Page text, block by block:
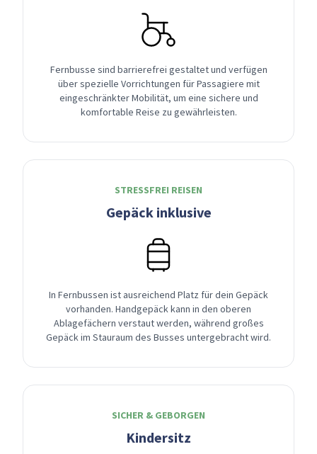
Fernbusse sind barrierefrei gestaltet und verfügen
über spezielle Vorrichtungen für Passagiere mit
eingeschränkter Mobilität, um eine sichere und
komfortable Reise zu gewährleisten.
STRESSFREI REISEN
Gepäck inklusive
In Fernbussen ist ausreichend Platz für dein Gepäck
vorhanden. Handgepäck kann in den oberen
Ablagefächern verstaut werden, während großes
Gepäck im Stauraum des Busses untergebracht wird.
SICHER & GEBORGEN
Kindersitz